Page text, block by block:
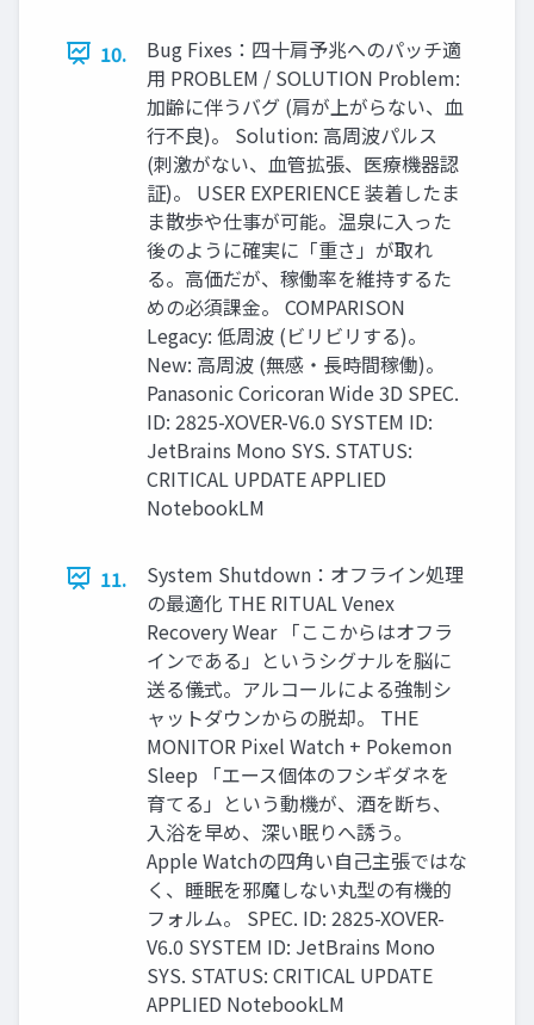
10.
Bug Fixes：四十肩予兆へのパッチ適
用 PROBLEM / SOLUTION Problem:
加齢に伴うバグ (肩が上がらない、血
行不良)。 Solution: 高周波パルス
(刺激がない、血管拡張、医療機器認
証)。 USER EXPERIENCE 装着したま
ま散歩や仕事が可能。温泉に入った
後のように確実に「重さ」が取れ
る。高価だが、稼働率を維持するた
めの必須課金。 COMPARISON
Legacy: 低周波 (ビリビリする)。
New: 高周波 (無感・長時間稼働)。
Panasonic Coricoran Wide 3D SPEC.
ID: 2825-XOVER-V6.0 SYSTEM ID:
JetBrains Mono SYS. STATUS:
CRITICAL UPDATE APPLIED
NotebookLM
11.
System Shutdown：オフライン処理
の最適化 THE RITUAL Venex
Recovery Wear 「ここからはオフラ
インである」というシグナルを脳に
送る儀式。アルコールによる強制シ
ャットダウンからの脱却。 THE
MONITOR Pixel Watch + Pokemon
Sleep 「エース個体のフシギダネを
育てる」という動機が、酒を断ち、
入浴を早め、深い眠りへ誘う。
Apple Watchの四角い自己主張ではな
く、睡眠を邪魔しない丸型の有機的
フォルム。 SPEC. ID: 2825-XOVER-
V6.0 SYSTEM ID: JetBrains Mono
SYS. STATUS: CRITICAL UPDATE
APPLIED NotebookLM